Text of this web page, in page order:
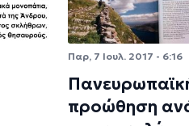
Παρ, 7 Ιουλ. 2017 - 6:16
προώθηση